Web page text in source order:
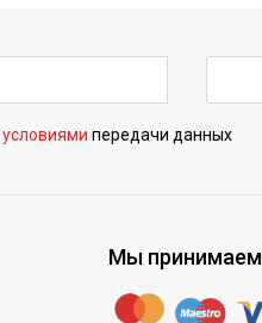
условиями передачи данных
Мы принимаем